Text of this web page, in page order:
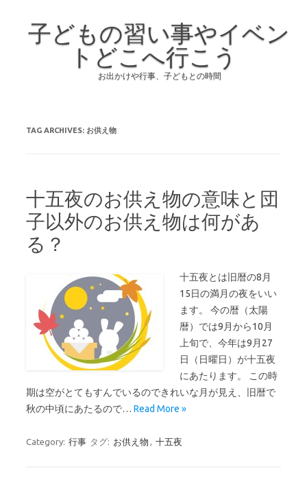
子どもの習い事やイベン
トどこへ行こう
お出かけや行事、子どもとの時間
TAG ARCHIVES: お供え物
十五夜のお供え物の意味と団
子以外のお供え物は何があ
る？
十五夜とは旧暦の8月
15日の満月の夜をいい
ます。 今の暦（太陽
暦）では9月から10月
上旬で、今年は9月27
日（日曜日）が十五夜
にあたります。 この時
期は空がとてもすんでいるのできれいな月が見え、旧暦で
秋の中頃にあたるので… Read More »
Category: 行事 タグ: お供え物 , 十五夜